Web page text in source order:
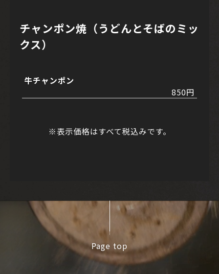
チャンポン焼（うどんとそばのミッ
クス）
牛チャンポン
850円
※表示価格はすべて税込みです。
Page top